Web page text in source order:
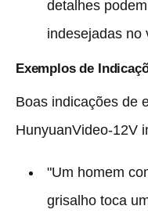
detalhes
indesejadas no
Exemplos de
Boas indicações de
HunyuanVideo-12V
"Um homem
grisalho toca